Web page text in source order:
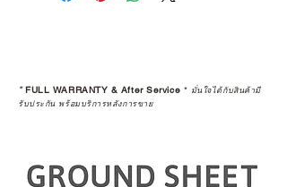
*FULL WARRANTY & After Service * มั่นใจได้กับสินค้ามี
รับประกัน พร้อมบริการหลังการขาย